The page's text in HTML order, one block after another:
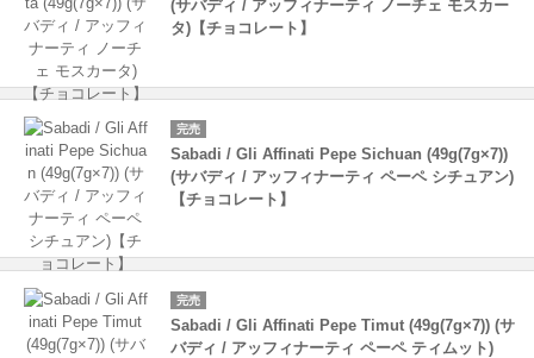
(サバディ / アッフィナーティ ノーチェ モスカー
タ)【チョコレート】
完売
Sabadi / Gli Affinati Pepe Sichuan (49g(7g×7))
(サバディ / アッフィナーティ ペーペ シチュアン)
【チョコレート】
完売
Sabadi / Gli Affinati Pepe Timut (49g(7g×7)) (サ
バディ / アッフィナーティ ペーペ ティムット)